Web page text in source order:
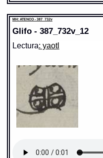
Cita: mixcouatl
https://
MH: ATENCO - 387_732v
Sentido: nube
MH: ATENCO - 387_732v
Glifo - 387_732v_12
Lectura: yaotl